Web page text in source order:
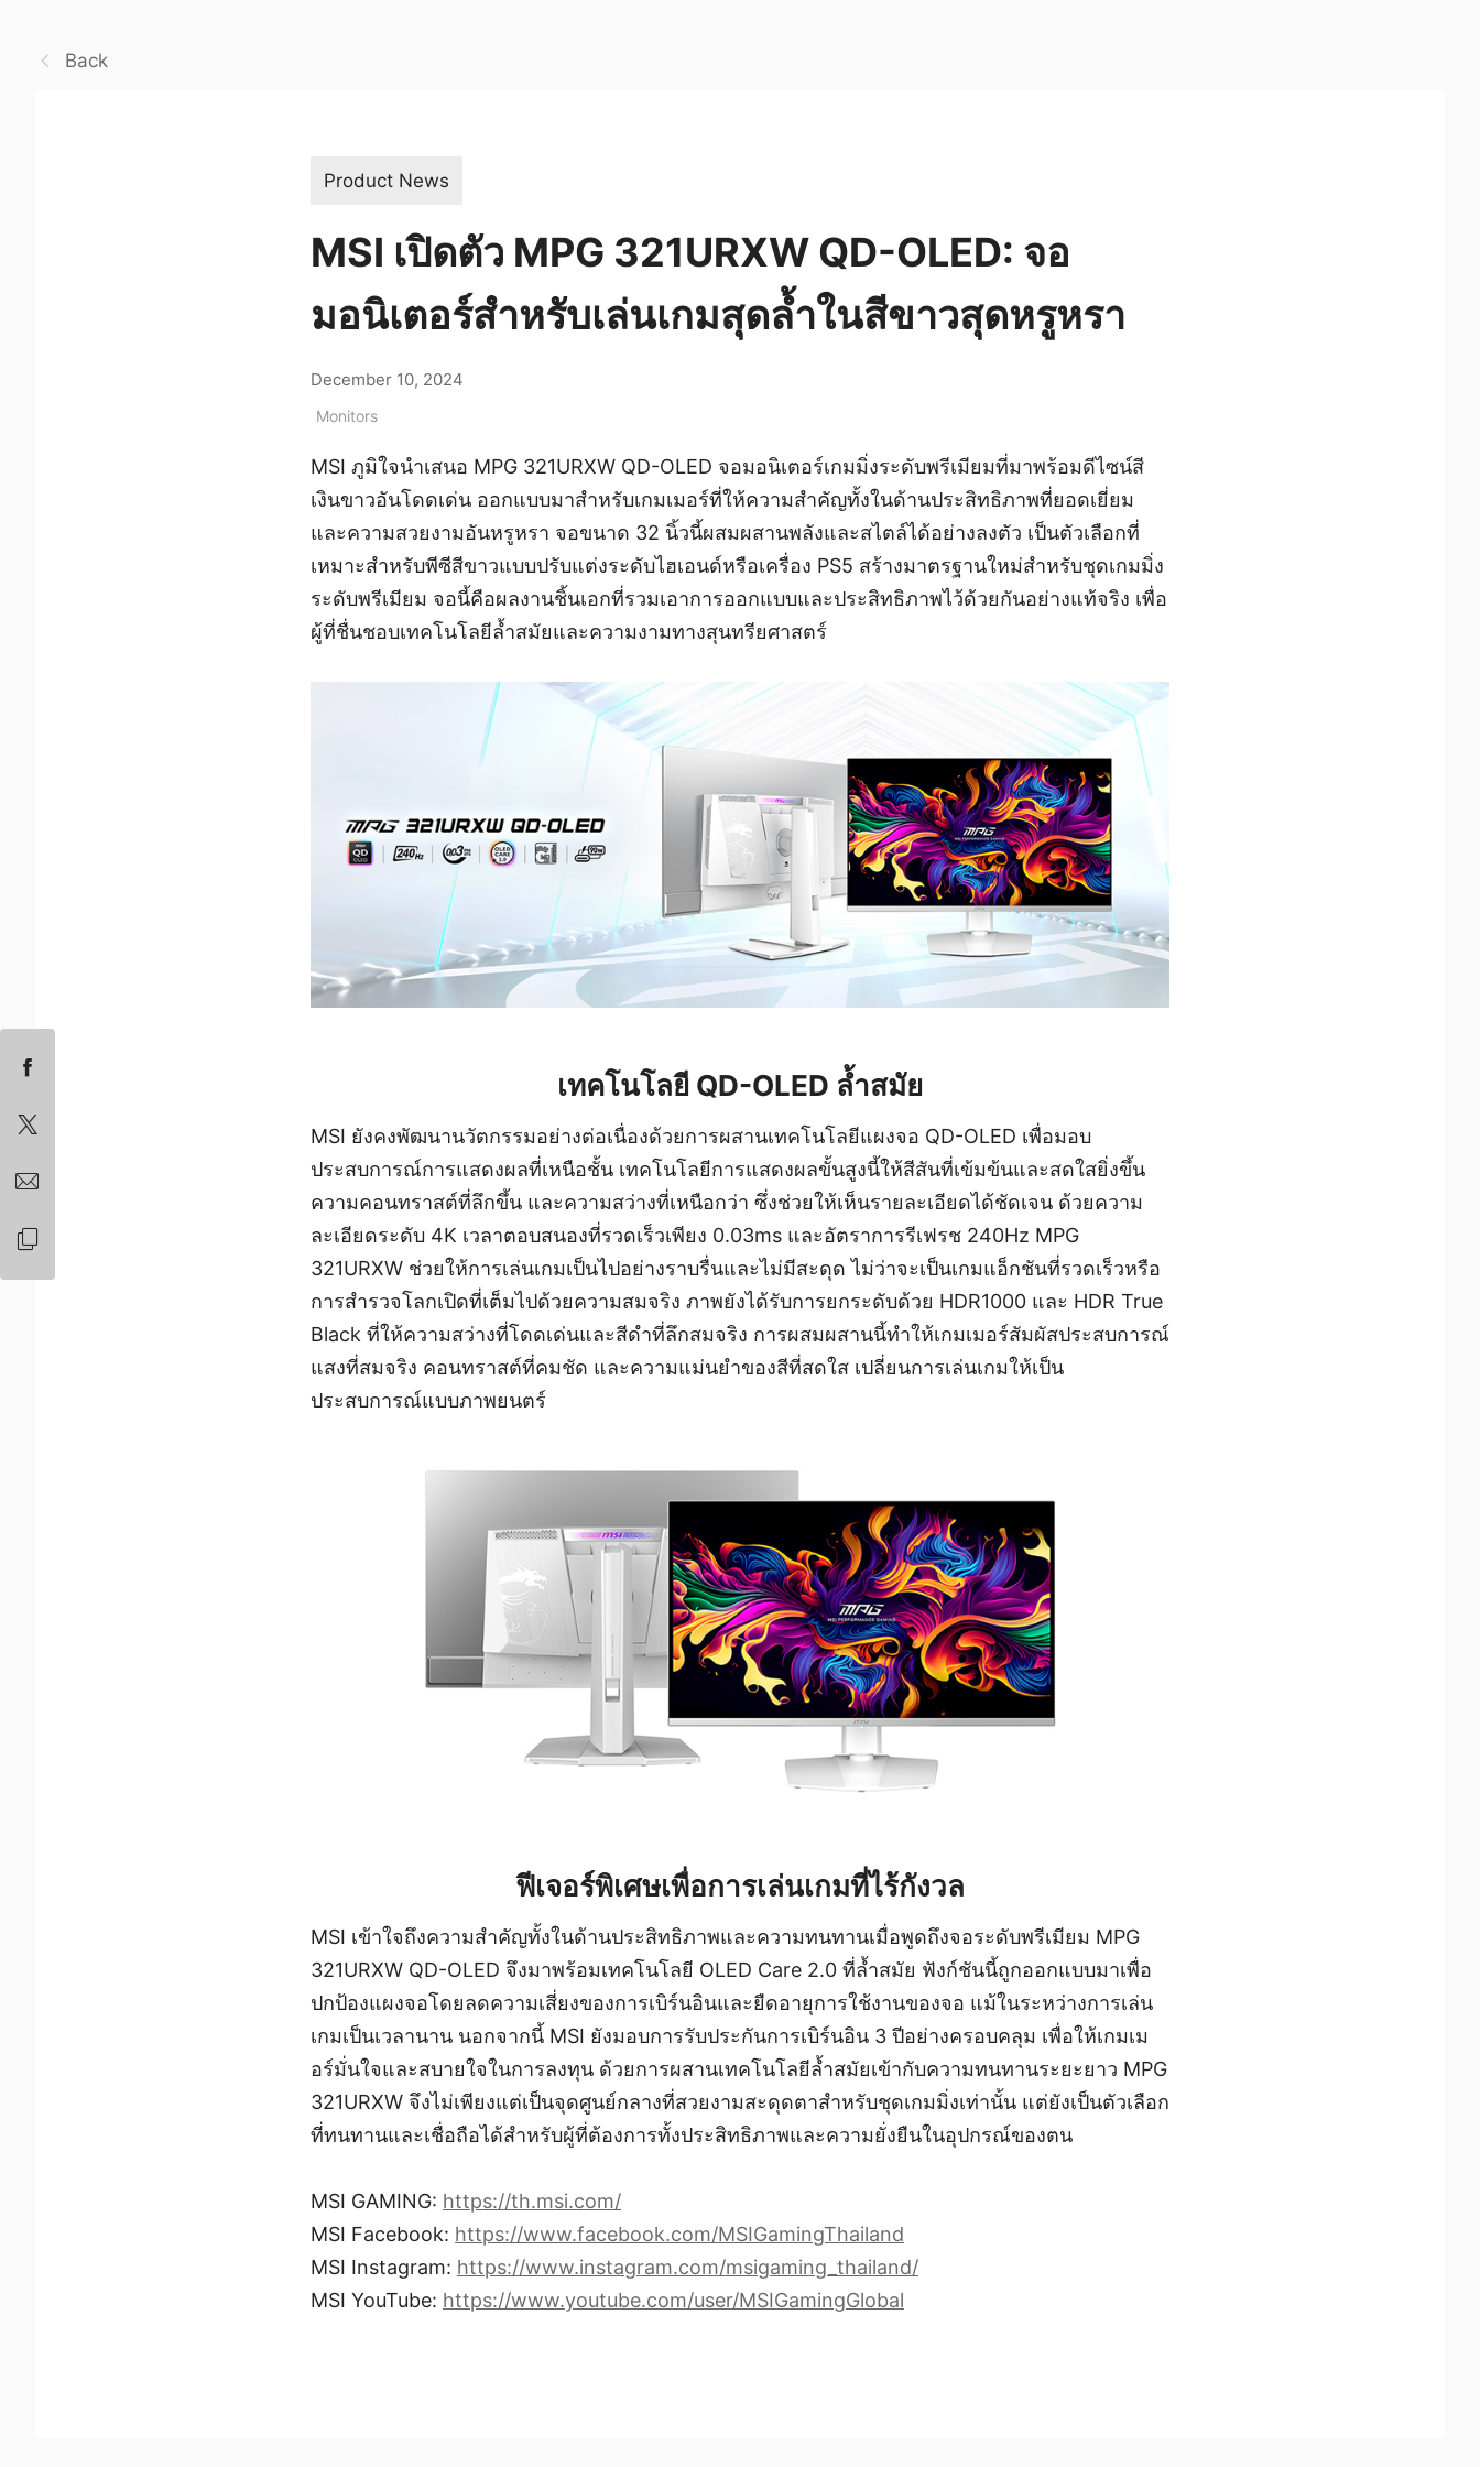
Back
Product News
MSI เปิดตัว MPG 321URXW QD-OLED: จอ
มอนิเตอร์สำหรับเล่นเกมสุดล้ำในสีขาวสุดหรูหรา
December 10, 2024
Monitors
MSI ภูมิใจนำเสนอ MPG 321URXW QD-OLED จอมอนิเตอร์เกมมิ่งระดับพรีเมียมที่มาพร้อมดีไซน์สี
เงินขาวอันโดดเด่น ออกแบบมาสำหรับเกมเมอร์ที่ให้ความสำคัญทั้งในด้านประสิทธิภาพที่ยอดเยี่ยม
และความสวยงามอันหรูหรา จอขนาด 32 นิ้วนี้ผสมผสานพลังและสไตล์ได้อย่างลงตัว เป็นตัวเลือกที่
เหมาะสำหรับพีซีสีขาวแบบปรับแต่งระดับไฮเอนด์หรือเครื่อง PS5 สร้างมาตรฐานใหม่สำหรับชุดเกมมิ่ง
ระดับพรีเมียม จอนี้คือผลงานชิ้นเอกที่รวมเอาการออกแบบและประสิทธิภาพไว้ด้วยกันอย่างแท้จริง เพื่อ
ผู้ที่ชื่นชอบเทคโนโลยีล้ำสมัยและความงามทางสุนทรียศาสตร์
เทคโนโลยี QD-OLED ล้ำสมัย
MSI ยังคงพัฒนานวัตกรรมอย่างต่อเนื่องด้วยการผสานเทคโนโลยีแผงจอ QD-OLED เพื่อมอบ
ประสบการณ์การแสดงผลที่เหนือชั้น เทคโนโลยีการแสดงผลขั้นสูงนี้ให้สีสันที่เข้มข้นและสดใสยิ่งขึ้น
ความคอนทราสต์ที่ลึกขึ้น และความสว่างที่เหนือกว่า ซึ่งช่วยให้เห็นรายละเอียดได้ชัดเจน ด้วยความ
ละเอียดระดับ 4K เวลาตอบสนองที่รวดเร็วเพียง 0.03ms และอัตราการรีเฟรช 240Hz MPG
321URXW ช่วยให้การเล่นเกมเป็นไปอย่างราบรื่นและไม่มีสะดุด ไม่ว่าจะเป็นเกมแอ็กชันที่รวดเร็วหรือ
การสำรวจโลกเปิดที่เต็มไปด้วยความสมจริง ภาพยังได้รับการยกระดับด้วย HDR1000 และ HDR True
Black ที่ให้ความสว่างที่โดดเด่นและสีดำที่ลึกสมจริง การผสมผสานนี้ทำให้เกมเมอร์สัมผัสประสบการณ์
แสงที่สมจริง คอนทราสต์ที่คมชัด และความแม่นยำของสีที่สดใส เปลี่ยนการเล่นเกมให้เป็น
ประสบการณ์แบบภาพยนตร์
ฟีเจอร์พิเศษเพื่อการเล่นเกมที่ไร้กังวล
MSI เข้าใจถึงความสำคัญทั้งในด้านประสิทธิภาพและความทนทานเมื่อพูดถึงจอระดับพรีเมียม MPG
321URXW QD-OLED จึงมาพร้อมเทคโนโลยี OLED Care 2.0 ที่ล้ำสมัย ฟังก์ชันนี้ถูกออกแบบมาเพื่อ
ปกป้องแผงจอโดยลดความเสี่ยงของการเบิร์นอินและยืดอายุการใช้งานของจอ แม้ในระหว่างการเล่น
เกมเป็นเวลานาน นอกจากนี้ MSI ยังมอบการรับประกันการเบิร์นอิน 3 ปีอย่างครอบคลุม เพื่อให้เกมเม
อร์มั่นใจและสบายใจในการลงทุน ด้วยการผสานเทคโนโลยีล้ำสมัยเข้ากับความทนทานระยะยาว MPG
321URXW จึงไม่เพียงแต่เป็นจุดศูนย์กลางที่สวยงามสะดุดตาสำหรับชุดเกมมิ่งเท่านั้น แต่ยังเป็นตัวเลือก
ที่ทนทานและเชื่อถือได้สำหรับผู้ที่ต้องการทั้งประสิทธิภาพและความยั่งยืนในอุปกรณ์ของตน
MSI GAMING: https://th.msi.com/
MSI Facebook: https://www.facebook.com/MSIGamingThailand
MSI Instagram: https://www.instagram.com/msigaming_thailand/
MSI YouTube: https://www.youtube.com/user/MSIGamingGlobal